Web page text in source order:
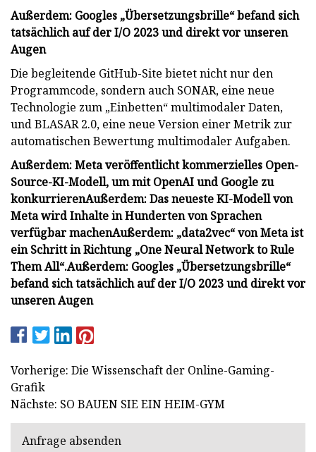
Außerdem: Googles „Übersetzungsbrille“ befand sich
tatsächlich auf der I/O 2023 und direkt vor unseren
Augen
Die begleitende GitHub-Site bietet nicht nur den
Programmcode, sondern auch SONAR, eine neue
Technologie zum „Einbetten“ multimodaler Daten,
und BLASAR 2.0, eine neue Version einer Metrik zur
automatischen Bewertung multimodaler Aufgaben.
Außerdem: Meta veröffentlicht kommerzielles Open-
Source-KI-Modell, um mit OpenAI und Google zu
konkurrierenAußerdem: Das neueste KI-Modell von
Meta wird Inhalte in Hunderten von Sprachen
verfügbar machenAußerdem: „data2vec“ von Meta ist
ein Schritt in Richtung „One Neural Network to Rule
Them All“.Außerdem: Googles „Übersetzungsbrille“
befand sich tatsächlich auf der I/O 2023 und direkt vor
unseren Augen
Vorherige: Die Wissenschaft der Online-Gaming-
Grafik
Nächste: SO BAUEN SIE EIN HEIM-GYM
Anfrage absenden